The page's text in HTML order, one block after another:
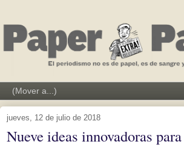
jueves, 12 de julio de 2018
Nueve ideas innovadoras